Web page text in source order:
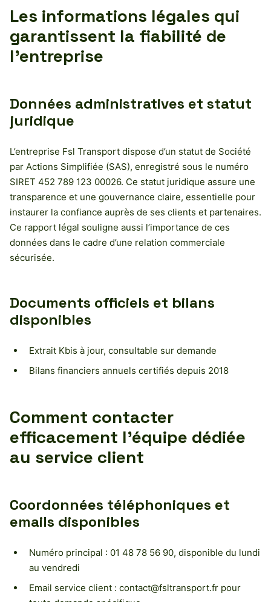
Les informations légales qui
garantissent la fiabilité de
l’entreprise
Données administratives et statut
juridique
L’entreprise Fsl Transport dispose d’un statut de Société
par Actions Simplifiée (SAS), enregistré sous le numéro
SIRET 452 789 123 00026. Ce statut juridique assure une
transparence et une gouvernance claire, essentielle pour
instaurer la confiance auprès de ses clients et partenaires.
Ce rapport légal souligne aussi l’importance de ces
données dans le cadre d’une relation commerciale
sécurisée.
Documents officiels et bilans
disponibles
Extrait Kbis à jour, consultable sur demande
Bilans financiers annuels certifiés depuis 2018
Comment contacter
efficacement l’équipe dédiée
au service client
Coordonnées téléphoniques et
emails disponibles
Numéro principal : 01 48 78 56 90, disponible du lundi
au vendredi
Email service client : contact@fsltransport.fr pour